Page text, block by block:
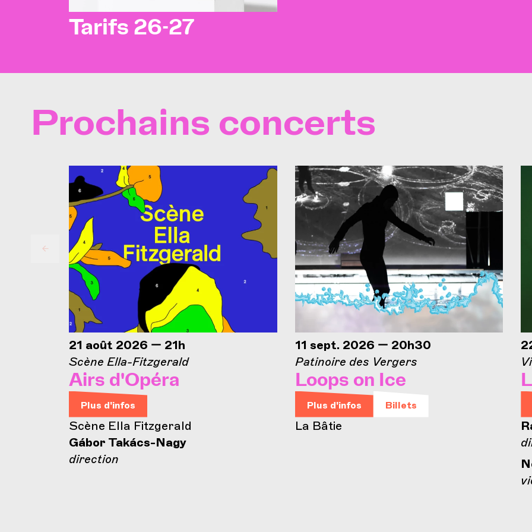
Tarifs 26-27
Prochains concerts
21 août 2026 — 21h
Scène Ella-Fitzgerald
Airs d'Opéra
Plus d'infos
Scène Ella Fitzgerald
Gábor Takács-Nagy
direction
11 sept. 2026 — 20h30
Patinoire des Vergers
Loops on Ice
Plus d'infos Billets
La Bâtie